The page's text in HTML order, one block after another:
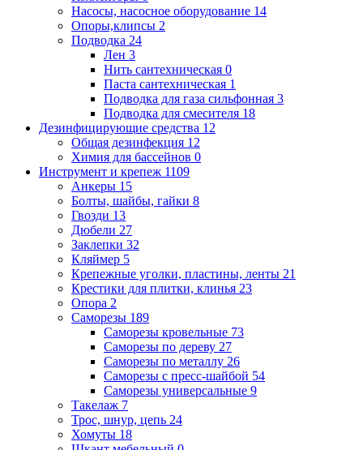
Насосы, насосное оборудование 14
Опоры,клипсы 2
Подводка 24
Лен 3
Нить сантехническая 0
Паста сантехническая 1
Подводка для газа сильфонная 3
Подводка для смесителя 18
Дезинфицирующие средства 12
Общая дезинфекция 12
Химия для бассейнов 0
Инструмент и крепеж 1109
Анкеры 15
Болты, шайбы, гайки 8
Гвозди 13
Дюбели 27
Заклепки 32
Кляймер 5
Крепежные уголки, пластины, ленты 21
Крестики для плитки, клинья 23
Опора 2
Саморезы 189
Саморезы кровельные 73
Саморезы по дереву 27
Саморезы по металлу 26
Саморезы с пресс-шайбой 54
Саморезы универсальные 9
Такелаж 7
Трос, шнур, цепь 24
Хомуты 18